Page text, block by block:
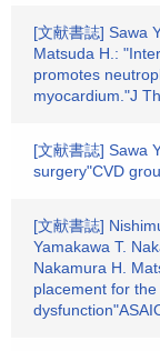
[文献書誌] Sawa
Matsuda H.:
promotes
myocardium."J
[文献書誌] Sawa
surgery"CVD
[文献書誌]
Yamakawa T.
Nakamura H.
placement for